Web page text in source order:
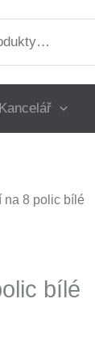
Kancelář
na 8 polic bílé
bílé